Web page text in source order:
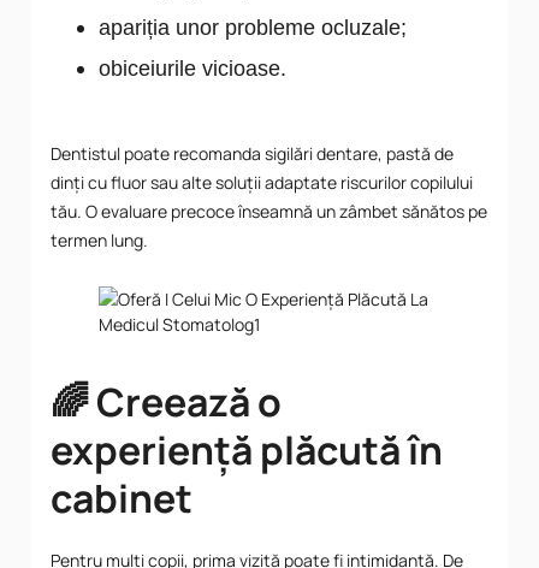
apariția unor probleme ocluzale;
obiceiurile vicioase.
Dentistul poate recomanda sigilări dentare, pastă de
dinți cu fluor sau alte soluții adaptate riscurilor copilului
tău. O evaluare precoce înseamnă un zâmbet sănătos pe
termen lung.
🌈 Creează o
experiență plăcută în
cabinet
Pentru mulți copii, prima vizită poate fi intimidantă. De